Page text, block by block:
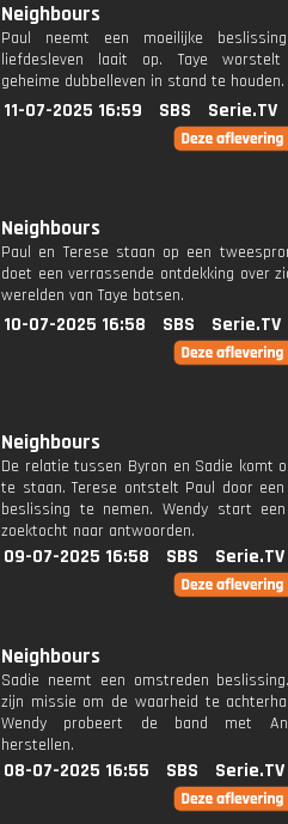
Neighbours
Paul neemt een moeilijke
liefdesleven laait op. Taye
geheime dubbelleven in stand te houden.
11-07-2025 16:59 SBS Serie.TV
Neighbours
Paul en Terese staan op een
doet een verrassende ontdekking over
werelden van Taye botsen.
10-07-2025 16:58 SBS Serie.TV
Neighbours
De relatie tussen Byron en Sadie komt
te staan. Terese ontstelt Paul door
beslissing te nemen. Wendy start
zoektocht naar antwoorden.
09-07-2025 16:58 SBS Serie.TV
Neighbours
Sadie neemt een omstreden
zijn missie om de waarheid te
Wendy probeert de band met
herstellen.
08-07-2025 16:55 SBS Serie.TV